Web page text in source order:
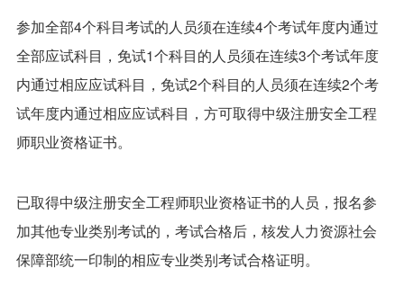
参加全部4个科目考试的人员须在连续4个考试年度内通过
全部应试科目，免试1个科目的人员须在连续3个考试年度
内通过相应应试科目，免试2个科目的人员须在连续2个考
试年度内通过相应应试科目，方可取得中级注册安全工程
师职业资格证书。
已取得中级注册安全工程师职业资格证书的人员，报名参
加其他专业类别考试的，考试合格后，核发人力资源社会
保障部统一印制的相应专业类别考试合格证明。